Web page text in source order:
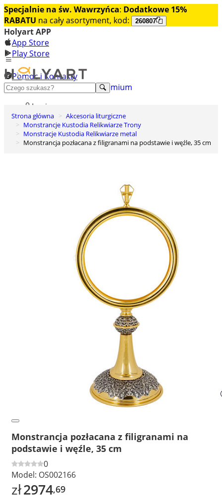
Specjalnie na św. Wawrzyńca: Dodatkowe 15%
RABATU na cały asortyment, kod: 260807
Holyart APP
App Store
Play Store
Pomoc i Kontakty
+48 222 922 860
Odkryj premium
Login
Lista życzeń
0
Koszyk
Strona główna
Akcesoria liturgiczne
Monstrancje Kustodia Relikwiarze Trony
Monstracje Kustodia Relikwiarze metal
Monstrancja pozłacana z filigranami na podstawie i węźle, 35 cm
Monstrancja pozłacana z filigranami na
podstawie i węźle, 35 cm
0
Model: OS002166
zł2974,69